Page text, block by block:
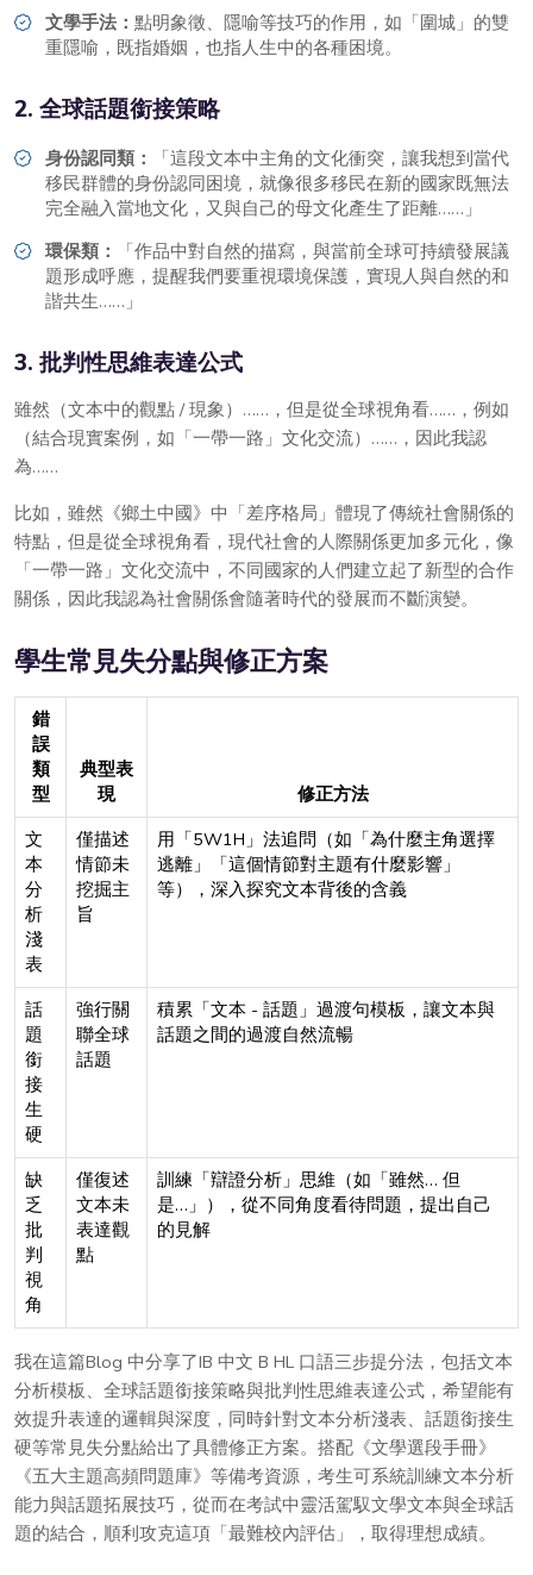
文學手法： 點明象徵、隱喻等技巧的作用，如「圍城」的雙
重隱喻，既指婚姻，也指人生中的各種困境。
2. 全球話題銜接策略
身份認同類：
「這段文本中主角的文化衝突，讓我想到當代
移民群體的身份認同困境，就像很多移民在新的國家既無法
完全融入當地文化，又與自己的母文化產生了距離……」
環保類：
「作品中對自然的描寫，與當前全球可持續發展議
題形成呼應，提醒我們要重視環境保護，實現人與自然的和
諧共生……」
3. 批判性思維表達公式
雖然（文本中的觀點 / 現象）……，但是從全球視角看……，例如
（結合現實案例，如「一帶一路」文化交流）……，因此我認
為……
比如，雖然《鄉土中國》中「差序格局」體現了傳統社會關係的
特點，但是從全球視角看，現代社會的人際關係更加多元化，像
「一帶一路」文化交流中，不同國家的人們建立起了新型的合作
關係，因此我認為社會關係會隨著時代的發展而不斷演變。
學生常見失分點與修正方案
錯
誤
類
型
典型表
現
修正方法
文
本
分
析
淺
表
僅描述
情節未
挖掘主
旨
用「5W1H」法追問（如「為什麼主角選擇
逃離」「這個情節對主題有什麼影響」
等），深入探究文本背後的含義
話
題
銜
接
生
硬
強行關
聯全球
話題
積累「文本 - 話題」過渡句模板，讓文本與
話題之間的過渡自然流暢
缺
乏
批
判
視
角
僅復述
文本未
表達觀
點
訓練「辯證分析」思維（如「雖然… 但
是…」），從不同角度看待問題，提出自己
的見解
我在這篇Blog 中分享了IB 中文 B HL 口語三步提分法，包括文本
分析模板、全球話題銜接策略與批判性思維表達公式，希望能有
效提升表達的邏輯與深度，同時針對文本分析淺表、話題銜接生
硬等常見失分點給出了具體修正方案。搭配《文學選段手冊》
《五大主題高頻問題庫》等備考資源，考生可系統訓練文本分析
能力與話題拓展技巧，從而在考試中靈活駕馭文學文本與全球話
題的結合，順利攻克這項「最難校內評估」，取得理想成績。